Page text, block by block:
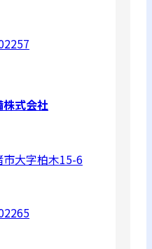
式会社
市大字柏木15-6